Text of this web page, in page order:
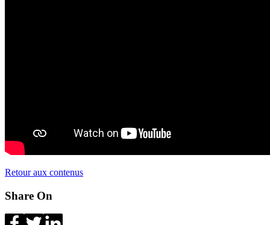
Retour aux contenus
Share On